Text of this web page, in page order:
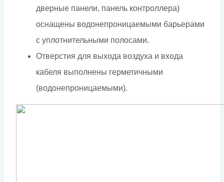
дверные панели, панель контроллера)
оснащены водонепроницаемыми барьерами
с уплотнительными полосами.
Отверстия для выхода воздуха и входа
кабеля выполнены герметичными
(водонепроницаемыми).